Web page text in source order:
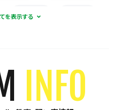
少数精鋭
保護者の当番なしINFO